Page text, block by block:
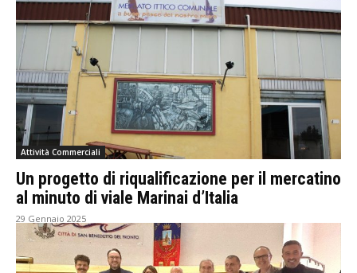
Attività Commerciali
Un progetto di riqualificazione per il mercatino
al minuto di viale Marinai d’Italia
29 Gennaio 2025